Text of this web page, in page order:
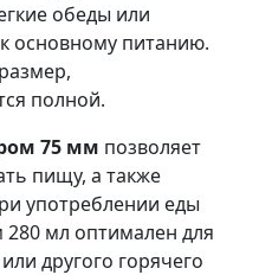
обеды или
основному питанию.
полной.
75 мм позволяет
пищу, а также
употреблении еды
мл оптимален для
другого горячего